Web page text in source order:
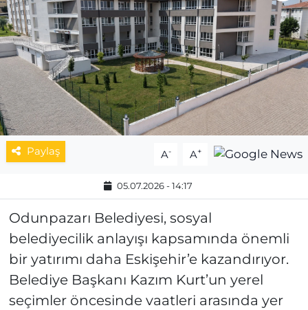
Paylaş A- A+
05.07.2026 - 14:17
Odunpazarı Belediyesi, sosyal
belediyecilik anlayışı kapsamında önemli
bir yatırımı daha Eskişehir’e kazandırıyor.
Belediye Başkanı Kazım Kurt’un yerel
seçimler öncesinde vaatleri arasında yer
MAGAZİN
ESKİŞEHİRSPOR